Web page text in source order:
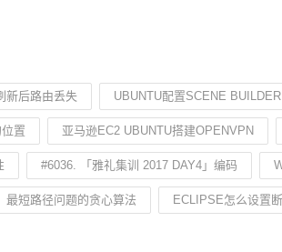
新后路由丢失 UBUNTU配置SCENE BUILDER
置 亚马逊EC2 UBUNTU搭建OPENVPN
#6036. 「雅礼集训 2017 DAY4」编码
最短路径问题的贪心算法 ECLIPSE怎么设置